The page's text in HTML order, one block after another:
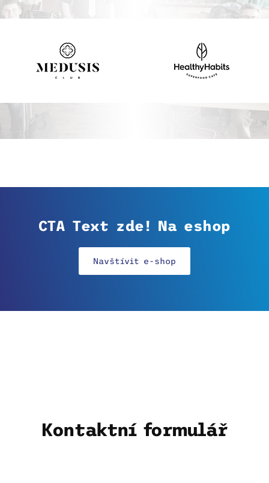
CTA Text zde! Na eshop
Navštívit e-shop
Kontaktní formulář